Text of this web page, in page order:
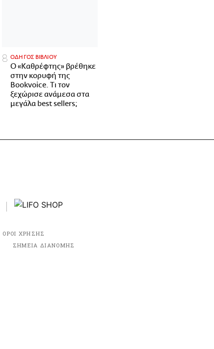
ΟΔΗΓΟΣ ΒΙΒΛΙΟΥ
Ο «Καθρέφτης» βρέθηκε
στην κορυφή της
Bookvoice. Τι τον
ξεχώρισε ανάμεσα στα
μεγάλα best sellers;
ΟΡΟΙ ΧΡΗΣΗΣ
ΣΗΜΕΙΑ ΔΙΑΝΟΜΗΣ